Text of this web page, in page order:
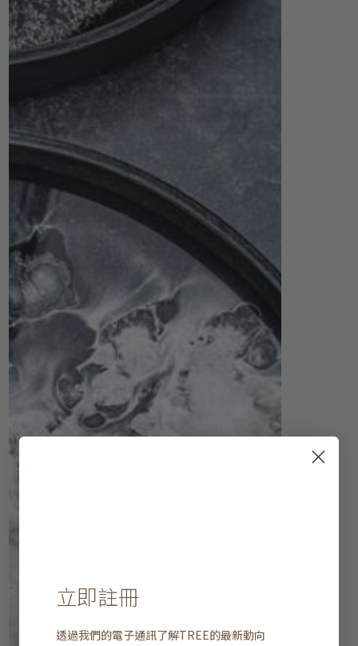
立即註冊
透過我們的電子通訊了解TREE的最新動向